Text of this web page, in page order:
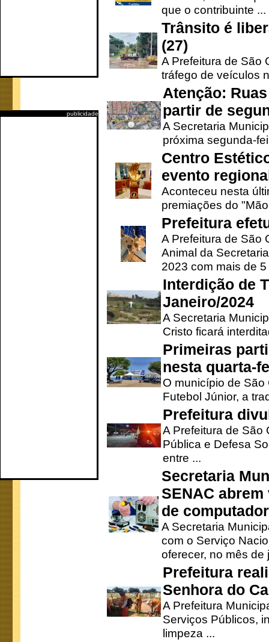
publicidade
que o contribuinte ...
Trânsito é
(27)
A Prefeitura de São
tráfego de veículos
Atenção:
partir de
A Secretaria
próxima segunda-
Centro
evento
Aconteceu nesta
premiações do
Prefeitura
A Prefeitura de São
Animal da
2023 com mais de 5
Interdição de
Janeiro/2024
A Secretaria
Cristo ficará
Primeiras
nesta quarta-
O município de
Futebol Júnior, a
Prefeitura
A Prefeitura de São
Pública e Defesa
entre ...
Secretaria
SENAC
de
A Secretaria
com o Serviço
oferecer, no mês de
Prefeitura
Senhora do
A Prefeitura
Serviços Públicos,
limpeza ...